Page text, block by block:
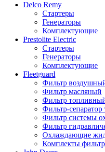
Delco Remy
Стартеры
Генераторы
Комплектующие
Prestolite Electric
Стартеры
Генераторы
Комплектующие
Fleetguard
Фильтр
Фильтр масляный
Фильтр
Фильтр-
Фильтр системы
Фильтр
Охлаждающие
Комплекты